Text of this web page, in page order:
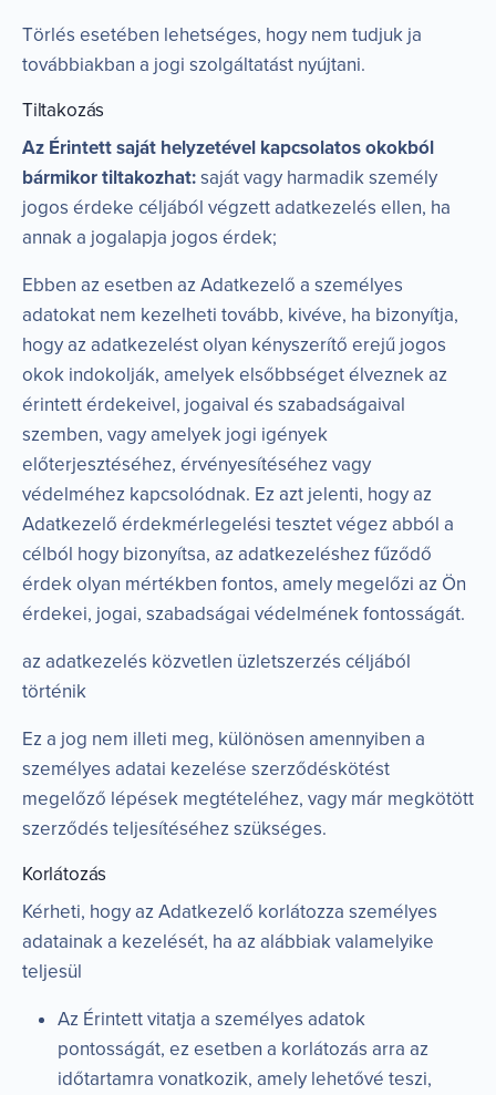
Törlés esetében lehetséges, hogy nem tudjuk ja
továbbiakban a jogi szolgáltatást nyújtani.
Tiltakozás
Az Érintett saját helyzetével kapcsolatos okokból
bármikor tiltakozhat:saját vagy harmadik személy
jogos érdeke céljából végzett adatkezelés ellen, ha
annak a jogalapja jogos érdek;
Ebben az esetben az Adatkezelő a személyes
adatokat nem kezelheti tovább, kivéve, ha bizonyítja,
hogy az adatkezelést olyan kényszerítő erejű jogos
okok indokolják, amelyek elsőbbséget élveznek az
érintett érdekeivel, jogaival és szabadságaival
szemben, vagy amelyek jogi igények
előterjesztéséhez, érvényesítéséhez vagy
védelméhez kapcsolódnak. Ez azt jelenti, hogy az
Adatkezelő érdekmérlegelési tesztet végez abból a
célból hogy bizonyítsa, az adatkezeléshez fűződő
érdek olyan mértékben fontos, amely megelőzi az Ön
érdekei, jogai, szabadságai védelmének fontosságát.
az adatkezelés közvetlen üzletszerzés céljából
történik
Ez a jog nem illeti meg, különösen amennyiben a
személyes adatai kezelése szerződéskötést
megelőző lépések megtételéhez, vagy már megkötött
szerződés teljesítéséhez szükséges.
Korlátozás
Kérheti, hogy az Adatkezelő korlátozza személyes
adatainak a kezelését, ha az alábbiak valamelyike
teljesül
Az Érintett vitatja a személyes adatok
pontosságát, ez esetben a korlátozás arra az
időtartamra vonatkozik, amely lehetővé teszi,